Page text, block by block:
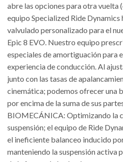
abre las opciones para otra vuelta
equipo Specialized Ride Dynamics
valvulado personalizado para el
Epic 8 EVO. Nuestro equipo
especiales de amortiguación para
experiencia de conducción. Al
junto con las tasas de
cinemática; podemos ofrecer una
por encima de la suma de sus
BIOMECÁNICA: Optimizando la
suspensión; el equipo de Ride
el ineficiente balanceo inducido
manteniendo la suspensión activa